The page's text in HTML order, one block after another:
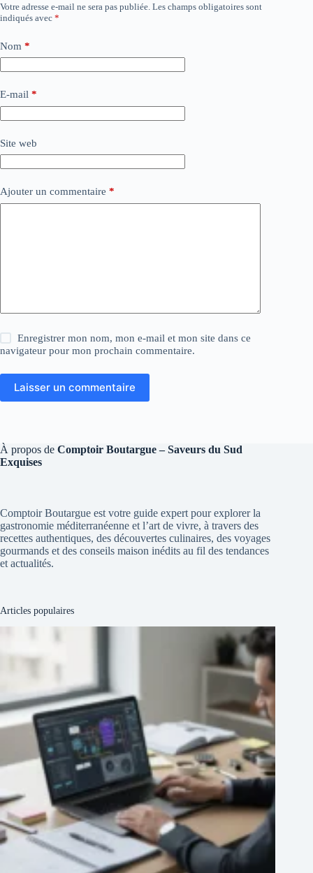
Votre adresse e-mail ne sera pas publiée. Les champs obligatoires sont
indiqués avec *
Nom *
E-mail *
Site web
Ajouter un commentaire *
Enregistrer mon nom, mon e-mail et mon site dans ce
navigateur pour mon prochain commentaire.
Laisser un commentaire
À propos de Comptoir Boutargue – Saveurs du Sud
Exquises
Comptoir Boutargue est votre guide expert pour explorer la
gastronomie méditerranéenne et l’art de vivre, à travers des
recettes authentiques, des découvertes culinaires, des voyages
gourmands et des conseils maison inédits au fil des tendances
et actualités.
Articles populaires